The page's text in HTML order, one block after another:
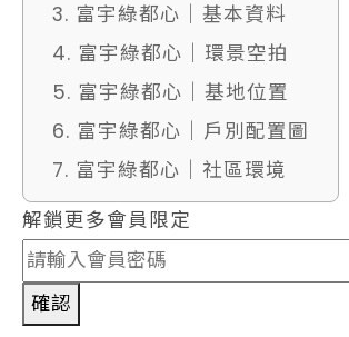
3. 富宇綠都心｜基本資料
4. 富宇綠都心｜環景空拍
5. 富宇綠都心｜基地位置
6. 富宇綠都心｜戶別配置圖
7. 富宇綠都心｜社區環境
解鎖更多會員限定
確認